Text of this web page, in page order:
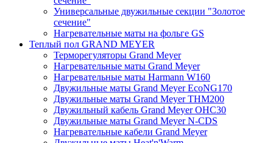
Универсальные двужильные секции "Золотое
сечение"
Нагревательные маты на фольге GS
Теплый пол GRAND MEYER
Терморегуляторы Grand Meyer
Нагревательные маты Grand Meyer
Нагревательные маты Harmann W160
Двужильные маты Grand Meyer EcoNG170
Двужильные маты Grand Meyer THM200
Двужильный кабель Grand Meyer OHC30
Двужильные маты Grand Meyer N-CDS
Нагревательные кабели Grand Meyer